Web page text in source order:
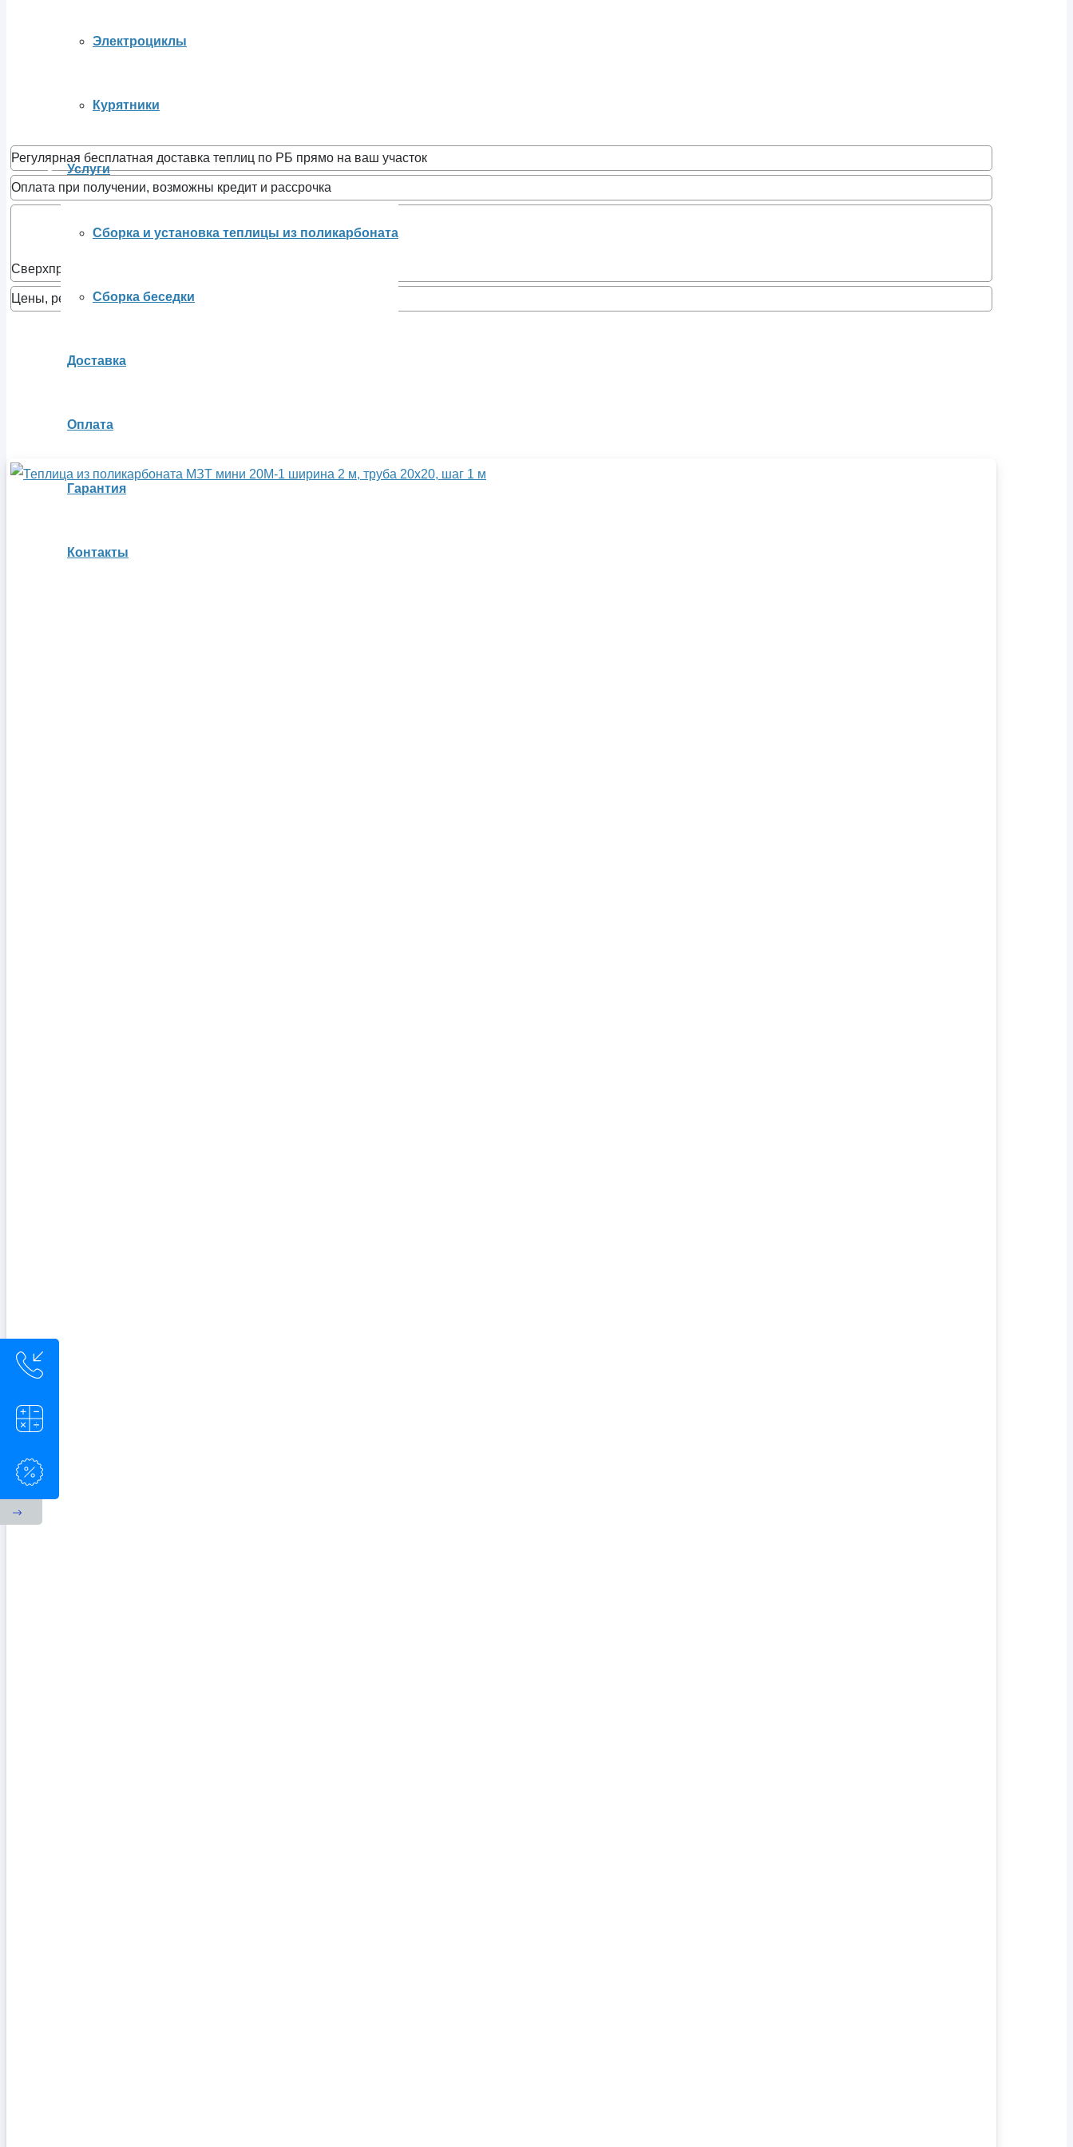
Электроциклы
Курятники
Услуги
Сборка и установка теплицы из поликарбоната
Сборка беседки
Доставка
Оплата
Гарантия
Контакты
Регулярная бесплатная доставка теплиц по РБ прямо на ваш участок
Оплата при получении, возможны кредит и рассрочка
Сверхпрочные готовые теплицы заводского производства
Цены, рекомендованные заводом производителем